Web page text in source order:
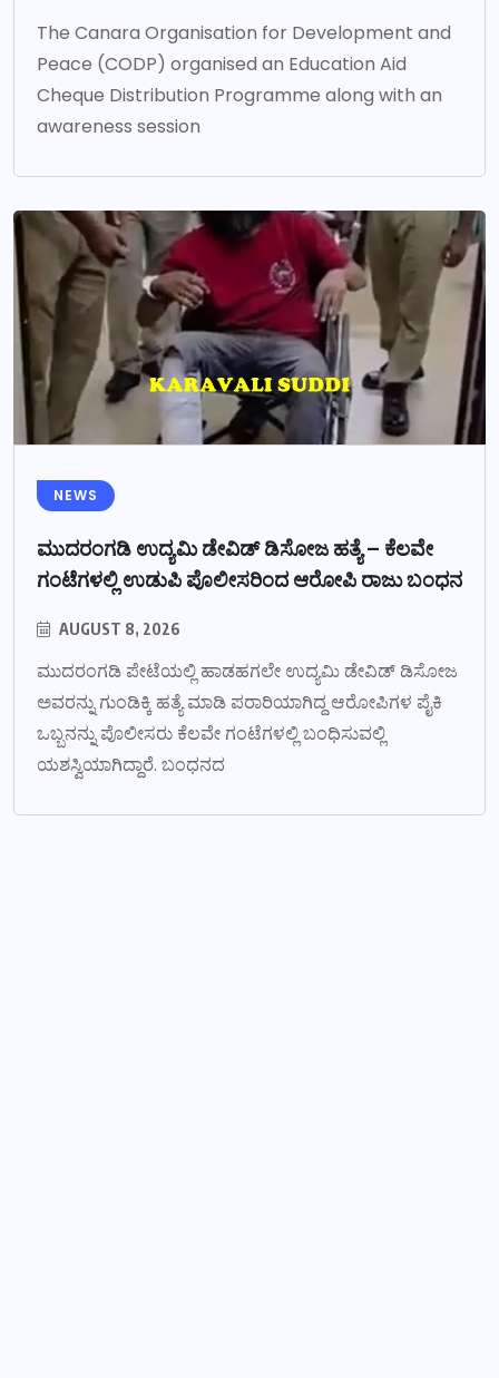
The Canara Organisation for Development and
Peace (CODP) organised an Education Aid
Cheque Distribution Programme along with an
awareness session
NEWS
ಮುದರಂಗಡಿ ಉದ್ಯಮಿ ಡೇವಿಡ್ ಡಿಸೋಜ ಹತ್ಯೆ – ಕೆಲವೇ
ಗಂಟೆಗಳಲ್ಲಿ ಉಡುಪಿ ಪೊಲೀಸರಿಂದ ಆರೋಪಿ ರಾಜು ಬಂಧನ
AUGUST 8, 2026
ಮುದರಂಗಡಿ ಪೇಟೆಯಲ್ಲಿ ಹಾಡಹಗಲೇ ಉದ್ಯಮಿ ಡೇವಿಡ್ ಡಿಸೋಜ
ಅವರನ್ನು ಗುಂಡಿಕ್ಕಿ ಹತ್ಯೆ ಮಾಡಿ ಪರಾರಿಯಾಗಿದ್ದ ಆರೋಪಿಗಳ ಪೈಕಿ
ಒಬ್ಬನನ್ನು ಪೊಲೀಸರು ಕೆಲವೇ ಗಂಟೆಗಳಲ್ಲಿ ಬಂಧಿಸುವಲ್ಲಿ
ಯಶಸ್ವಿಯಾಗಿದ್ದಾರೆ. ಬಂಧನದ